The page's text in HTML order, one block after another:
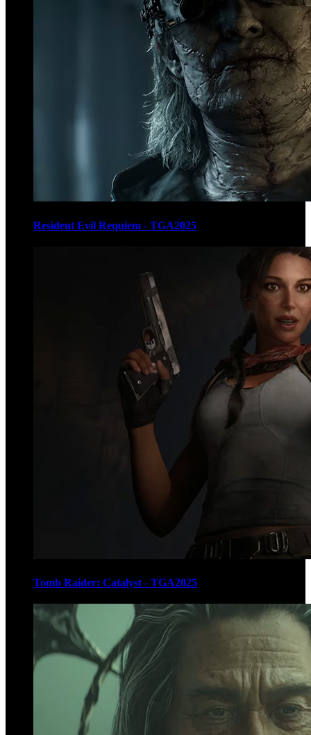
Resident Evil Requiem - TGA2025
Tomb Raider: Catalyst - TGA2025